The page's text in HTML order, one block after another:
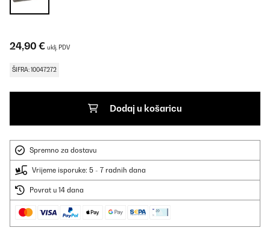
24,90 € uklj. PDV
ŠIFRA: 10047272
Dodaj u košaricu
Spremno za dostavu
Vrijeme isporuke: 5 - 7 radnih dana
Povrat u 14 dana